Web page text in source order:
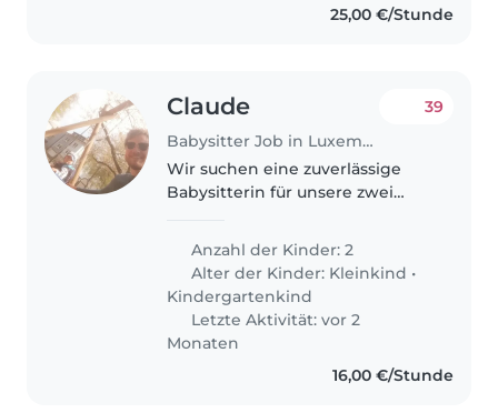
25,00 €/Stunde
Claude
Babysitter Job in Luxemburg
39
Wir suchen eine zuverlässige
Babysitterin für unsere zwei
Bedarf besteht vor allem über
den Sommer, danach aber auch
gerne regelmäßig an
Wochenenden..
Anzahl der Kinder: 2
Alter der Kinder: Kleinkind •
Kindergartenkind
Letzte Aktivität: vor 2
Monaten
16,00 €/Stunde